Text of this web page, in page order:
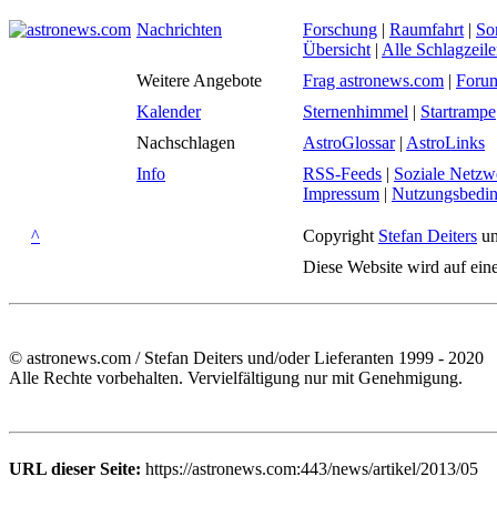
Nachrichten Forschung | Raumfahrt |
Übersicht | Alle
Weitere Angebote
Frag astronews.com |
Kalender
Sternenhimmel | Startrampe
Nachschlagen
AstroGlossar| AstroLinks
Info
RSS-Feeds | Soziale
Impressum |
^ Copyright Stefan Deiters
Diese Website wird auf
© astronews.com / Stefan Deiters und/oder Lieferanten 1999 - 2020
Alle Rechte vorbehalten. Vervielfältigung nur mit Genehmigung.
URL dieser Seite: https://astronews.com:443/news/artikel/2013/05